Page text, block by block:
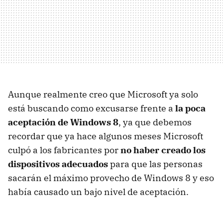
Aunque realmente creo que Microsoft ya solo
está buscando como excusarse frente a la poca
aceptación de Windows 8, ya que debemos
recordar que ya hace algunos meses Microsoft
culpó a los fabricantes porno haber creado los
dispositivos adecuadospara que las personas
sacarán el máximo provecho de Windows 8 y eso
había causado un bajo nivel de aceptación.